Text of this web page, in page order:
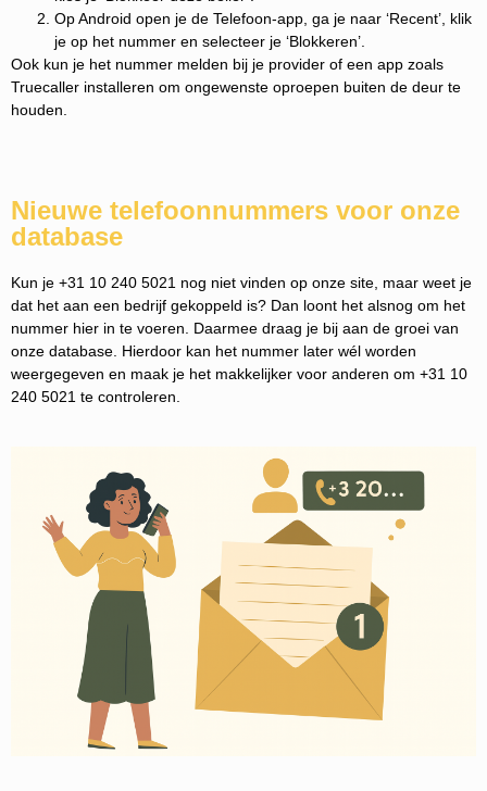
Op Android open je de Telefoon-app, ga je naar ‘Recent’, klik
je op het nummer en selecteer je ‘Blokkeren’.
Ook kun je het nummer melden bij je provider of een app zoals
Truecaller installeren om ongewenste oproepen buiten de deur te
houden.
Nieuwe telefoonnummers voor onze
database
Kun je +31 10 240 5021 nog niet vinden op onze site, maar weet je
dat het aan een bedrijf gekoppeld is? Dan loont het alsnog om het
nummer hier in te voeren. Daarmee draag je bij aan de groei van
onze database. Hierdoor kan het nummer later wél worden
weergegeven en maak je het makkelijker voor anderen om +31 10
240 5021 te controleren.